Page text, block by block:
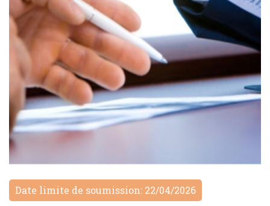
Date limite de soumission: 22/04/2026